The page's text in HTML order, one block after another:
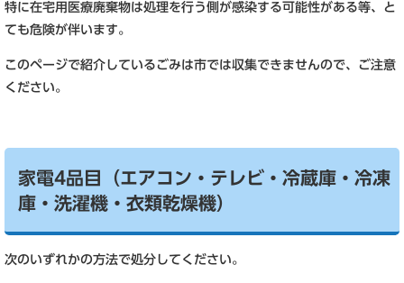
特に在宅用医療廃棄物は処理を行う側が感染する可能性がある等、と
ても危険が伴います。
このページで紹介しているごみは市では収集できませんので、ご注意
ください。
家電4品目（エアコン・テレビ・冷蔵庫・冷凍
庫・洗濯機・衣類乾燥機）
次のいずれかの方法で処分してください。